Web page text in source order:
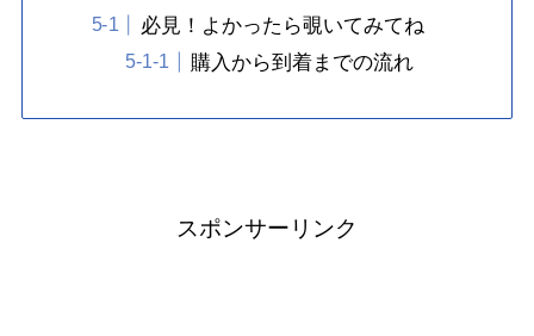
必見！よかったら覗いてみてね
購入から到着までの流れ
スポンサーリンク